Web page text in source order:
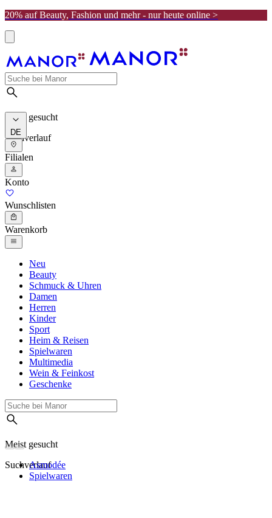
20% auf Beauty, Fashion und mehr - nur heute online >
Meist gesucht
Suchverlauf
DE
Filialen
Konto
Wunschlisten
Warenkorb
Neu
Beauty
Schmuck & Uhren
Damen
Herren
Kinder
Sport
Heim & Reisen
Spielwaren
Multimedia
Wein & Feinkost
Geschenke
Meist gesucht
Suchverlauf
Asmodée
Spielwaren